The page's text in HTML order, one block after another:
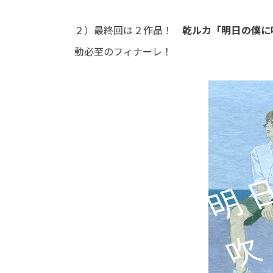
２）最終回は２作品！ 乾ルカ「明日の僕
動必至のフィナーレ！